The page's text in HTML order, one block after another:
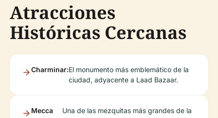
Atracciones
Históricas Cercanas
Charminar:El monumento más emblemático de la
ciudad, adyacente a Laad Bazaar.
Mecca
Una de las mezquitas más grandes de la